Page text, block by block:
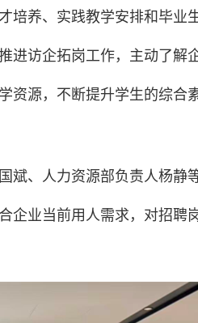
培养、实践教学安排和毕业
进访企拓岗工作，主动了解
资源，不断提升学生的综合
斌、人力资源部负责人杨静
企业当前用人需求，对招聘